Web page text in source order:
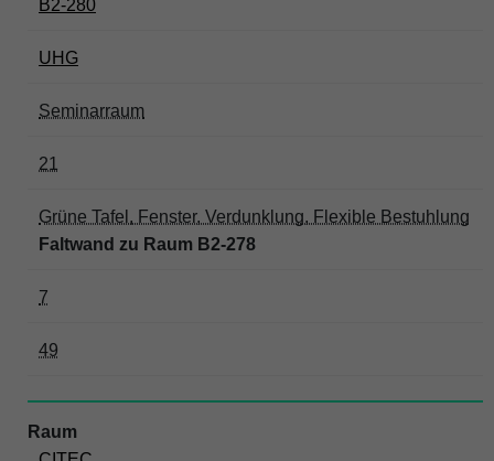
B2-280
UHG
Seminarraum
21
Grüne Tafel, Fenster, Verdunklung, Flexible Bestuhlung
Faltwand zu Raum B2-278
7
49